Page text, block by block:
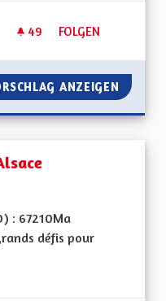
49 49 FOLLOWER
FOLGEN
PROPOSITION
ANZEIGEN
: 67210Ma
défis pour